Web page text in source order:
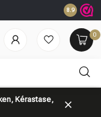
Voor
8.9
0
Kérastase,